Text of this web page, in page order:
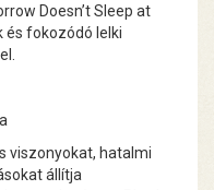
Doesn’t Sleep at
és fokozódó lelki
viszonyokat, hatalmi
állítja